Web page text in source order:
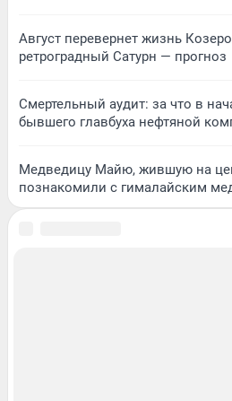
Август перевернет жизнь
ретроградный Сатурн — прогноз
Смертельный аудит: за что в
бывшего главбуха нефтяной
Медведицу Майю, жившую на
познакомили с гималайским